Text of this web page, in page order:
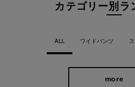
カテゴリー別ラ
ALL ワイドパンツ
more